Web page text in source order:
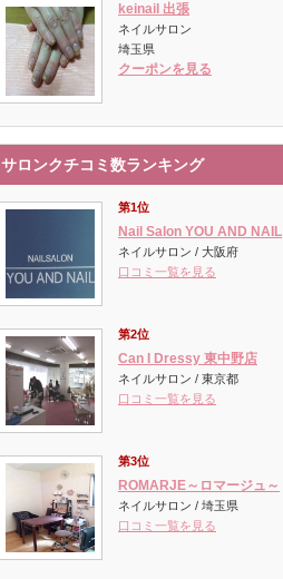
keinail 出張
ネイルサロン
埼玉県
クーポンを見る
サロンクチコミ数ランキング
第1位
Nail Salon YOU AND NAIL
ネイルサロン / 大阪府
口コミ一覧を見る
第2位
Can I Dressy 東中野店
ネイルサロン / 東京都
口コミ一覧を見る
第3位
ROMARJE～ロマージュ～
ネイルサロン / 埼玉県
口コミ一覧を見る